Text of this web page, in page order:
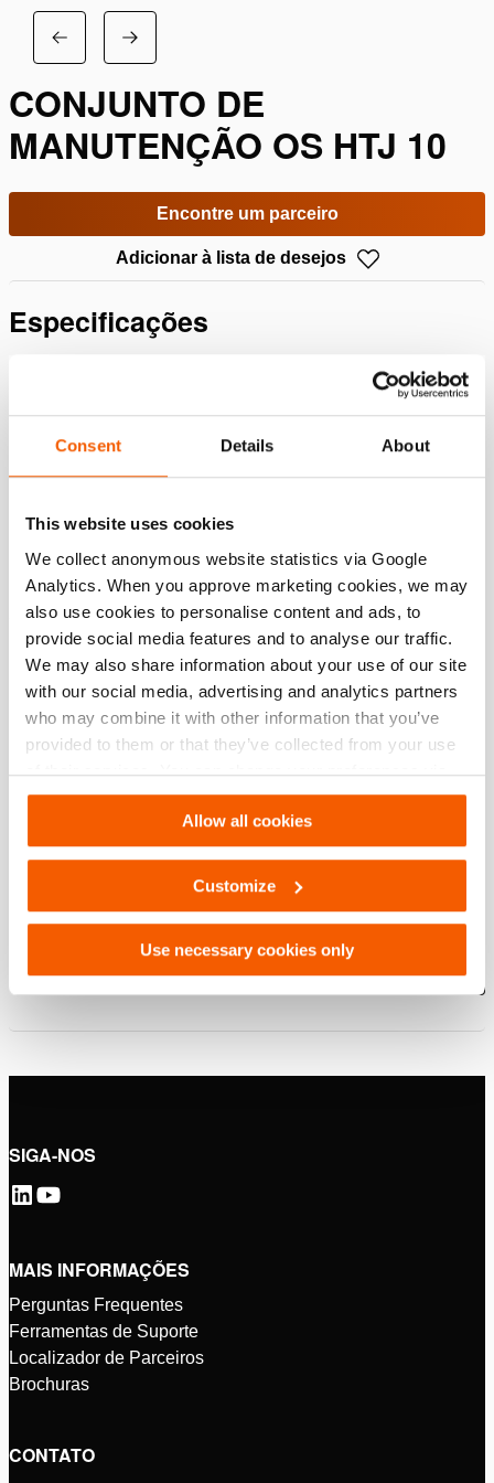
Consent Details About
This website uses cookies
We collect anonymous website statistics via Google
Analytics. When you approve marketing cookies, we may
also use cookies to personalise content and ads, to
provide social media features and to analyse our traffic.
We may also share information about your use of our site
with our social media, advertising and analytics partners
who may combine it with other information that you’ve
provided to them or that they’ve collected from your use
of their services. You can change your preferences via
Settings. See ourcookiestatement.
Allow all cookies
Customize
Use necessary cookies only
CONJUNTO DE
MANUTENÇÃO OS HTJ 10
Encontre um parceiro
Adicionar à lista de desejos
Especificações
modelo OS HTJ 10
Downloads
OS HTJ 10, Folha de especificações, A4
métrico
PDF134.5 KB
OS HTJ 10, Folha de especificações, Carta
Download
SIGA-NOS
MAIS INFORMAÇÕES
Perguntas Frequentes
Ferramentas de Suporte
Localizador de Parceiros
Brochuras
CONTATO